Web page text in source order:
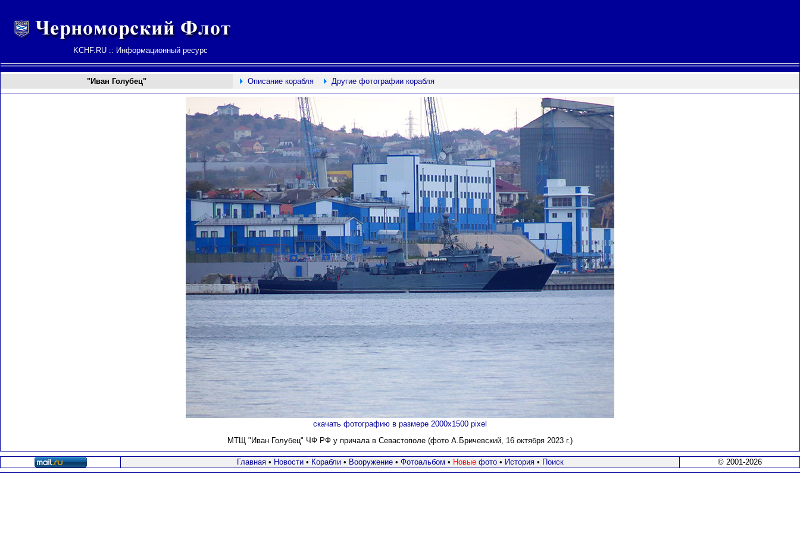
KCHF.RU :: Информационный ресурс
"Иван Голубец" Описание корабля Другие фотографии корабля
скачать фотографию в размере 2000х1500 pixel
МТЩ "Иван Голубец" ЧФ РФ у причала в Севастополе (фото А.Бричевский, 16 октября 2023 г.)
Главная• Новости• Корабли• Вооружение • Фотоальбом • Новыефото • История• Поиск © 2001-2026